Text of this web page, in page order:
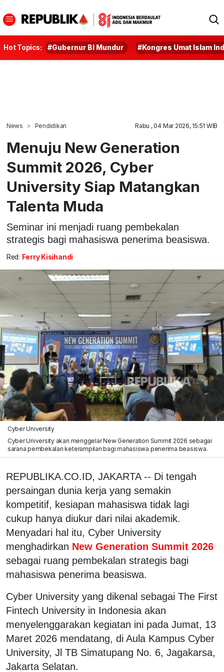
Hot Topics: #Gubernur BI Mundur #Kongres Umat Islam
News Pendidikan Rabu , 04 Mar 2026, 15:51 WIB
Menuju New Generation
Summit 2026, Cyber
University Siap Matangkan
Talenta Muda
Seminar ini menjadi ruang pembekalan
strategis bagi mahasiswa penerima beasiswa.
Red: Ferry Kisihandi
Cyber University
Cyber University akan menggelar New Generation Summit 2026 sebagai
sarana pembekalan keterampilan bagi mahasiswa penerima beasiswa.
REPUBLIKA.CO.ID, JAKARTA -- Di tengah
persaingan dunia kerja yang semakin
kompetitif, kesiapan mahasiswa tidak lagi
cukup hanya diukur dari nilai akademik.
Menyadari hal itu, Cyber University
menghadirkan New Generation Summit 2026
sebagai ruang pembekalan strategis bagi
mahasiswa penerima beasiswa.
Cyber University yang dikenal sebagai The First
Fintech University in Indonesia akan
menyelenggarakan kegiatan ini pada Jumat, 13
Maret 2026 mendatang, di Aula Kampus Cyber
University, Jl TB Simatupang No. 6, Jagakarsa,
Jakarta Selatan.